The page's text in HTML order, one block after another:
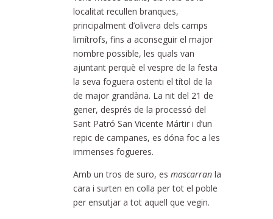
localitat recullen branques,
principalment d’olivera dels camps
limítrofs, fins a aconseguir el major
nombre possible, les quals van
ajuntant perquè el vespre de la festa
la seva foguera ostenti el títol de la
de major grandària. La nit del 21 de
gener, després de la processó del
Sant Patró San Vicente Mártir i d’un
repic de campanes, es dóna foc a les
immenses fogueres.
Amb un tros de suro, es mascarran la
cara i surten en colla per tot el poble
per ensutjar a tot aquell que vegin.